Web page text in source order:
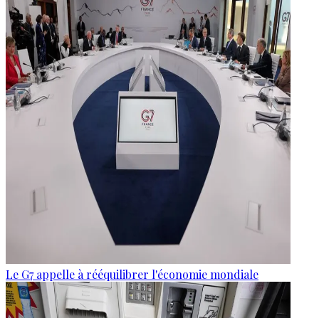
Le G7 appelle à rééquilibrer l'économie mondiale